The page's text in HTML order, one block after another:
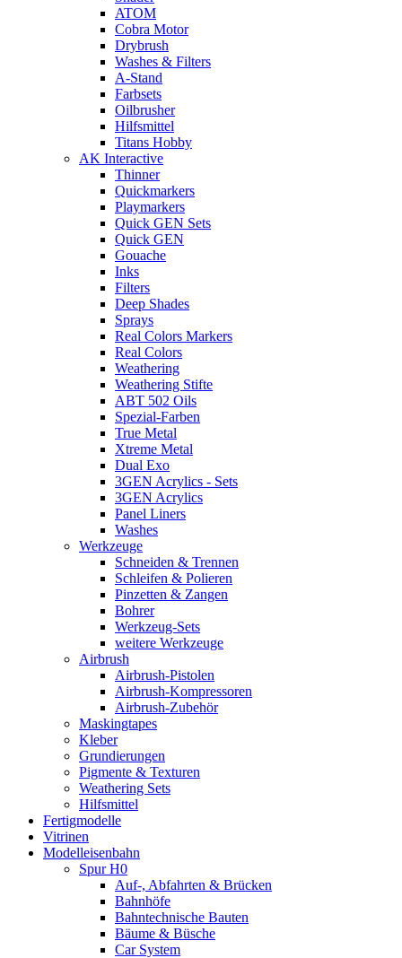
ATOM
Cobra Motor
Drybrush
Washes & Filters
A-Stand
Farbsets
Oilbrusher
Hilfsmittel
Titans Hobby
AK Interactive
Thinner
Quickmarkers
Playmarkers
Quick GEN Sets
Quick GEN
Gouache
Inks
Filters
Deep Shades
Sprays
Real Colors Markers
Real Colors
Weathering
Weathering Stifte
ABT 502 Oils
Spezial-Farben
True Metal
Xtreme Metal
Dual Exo
3GEN Acrylics - Sets
3GEN Acrylics
Panel Liners
Washes
Werkzeuge
Schneiden & Trennen
Schleifen & Polieren
Pinzetten & Zangen
Bohrer
Werkzeug-Sets
weitere Werkzeuge
Airbrush
Airbrush-Pistolen
Airbrush-Kompressoren
Airbrush-Zubehör
Maskingtapes
Kleber
Grundierungen
Pigmente & Texturen
Weathering Sets
Hilfsmittel
Fertigmodelle
Vitrinen
Modelleisenbahn
Spur H0
Auf-, Abfahrten & Brücken
Bahnhöfe
Bahntechnische Bauten
Bäume & Büsche
Car System